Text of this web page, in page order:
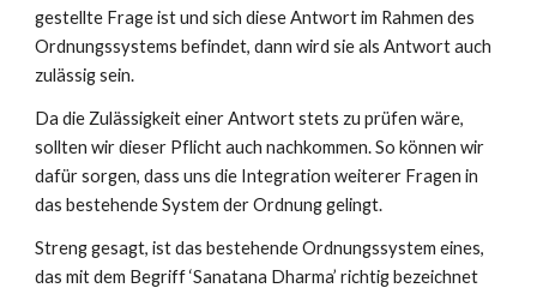
gestellte Frage ist und sich diese Antwort im Rahmen des
Ordnungssystems befindet, dannwird sie als Antwort auch
zulässig sein.
Da die Zulässigkeit einer Antwort stets zu prüfen wäre,
sollten wir dieser Pflicht auch nachkommen. So können wir
dafür sorgen, dass uns die Integration weiterer Fragen in
das bestehende System der Ordnung gelingt.
Streng gesagt, ist das bestehende Ordnungssystem eines,
das mit dem Begriff ‘Sanatana Dharma’ richtig bezeichnet